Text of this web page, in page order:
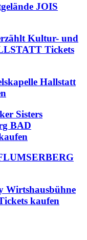
JOIS
Kultur- und
Tickets
Hallstatt
Sisters
BAD
Wirtshausbühne
kaufen